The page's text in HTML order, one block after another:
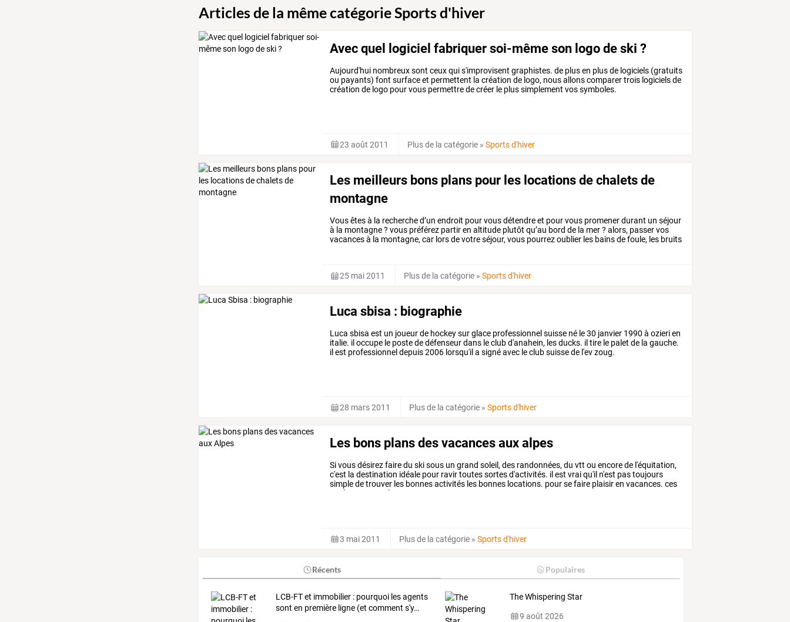
Articles de la même catégorie Sports d'hiver
Avec quel logiciel fabriquer soi-même son logo de ski ?
Aujourd'hui nombreux sont ceux qui s'improvisent graphistes. de plus en plus de logiciels (gratuits
ou payants) font surface et permettent la création de logo, nous allons comparer trois logiciels de
création de logo pour vous permettre de créer le plus simplement vos symboles.
23 août 2011 Plus de la catégorie »Sports d'hiver
Les meilleurs bons plans pour les locations de chalets de
montagne
Vousêtesà la recherched’un endroit pourvousdétendreet pourvous promenerdurant un séjour
à la montagne? vous préférez partiren altitude plutôt qu’au bord de la mer? alors, passervos
vacancesà la montagne, car lorsdevotreséjour, vous pourrezoublier les bainsdefoule, les bruits
25 mai 2011 Plus de la catégorie »Sports d'hiver
Luca sbisa : biographie
Luca sbisa est un joueur de hockey sur glace professionnel suisse né le 30 janvier 1990 à ozieri en
italie. il occupe le poste de défenseur dans le club d'anahein, les ducks. il tire le palet de la gauche.
il est professionnel depuis 2006 lorsqu'il a signé avec le club suisse de l'ev zoug.
28 mars 2011 Plus de la catégorie »Sports d'hiver
Les bons plans des vacances aux alpes
Sivousdésirezfairedu skisous un grand soleil,des randonnées,du vtt ou encorede l'équitation,
c'est la destination idéale pour ravirtoutessortesd'activités. il est vraiqu'il n'est pastoujours
simpledetrouver les bonnesactivités les bonnes locations. poursefaire plaisiren vacances. ces
quelques
conseils
3 mai 2011 Plus de la catégorie »Sports d'hiver
Récents Populaires
LCB-FTet immobilier:pourquoilesagents
sont en premièreligne(et comment s'y…
The Whispering Star
9 août 2026